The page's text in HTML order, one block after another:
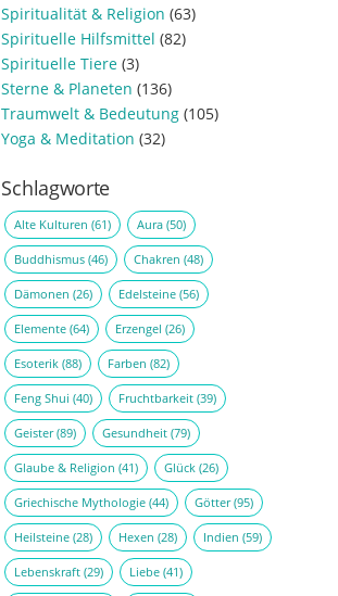
Spiritualität & Religion (63)
Spirituelle Hilfsmittel (82)
Spirituelle Tiere (3)
Sterne & Planeten (136)
Traumwelt & Bedeutung (105)
Yoga & Meditation (32)
Schlagworte
Alte Kulturen (61) Aura (50)
Buddhismus (46) Chakren (48)
Dämonen (26) Edelsteine (56)
Elemente (64) Erzengel (26)
Esoterik (88) Farben (82)
Feng Shui (40) Fruchtbarkeit (39)
Geister(89) Gesundheit (79)
Glaube & Religion (41) Glück (26)
Griechische Mythologie (44) Götter(95)
Heilsteine (28) Hexen (28) Indien (59)
Lebenskraft (29) Liebe (41)